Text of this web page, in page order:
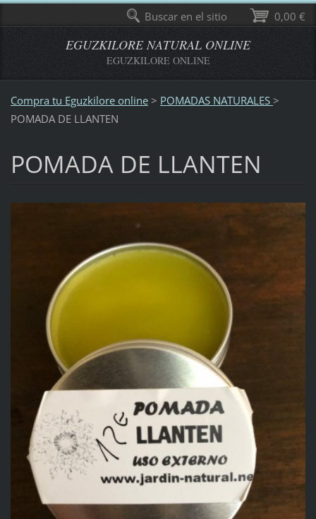
EGUZKILORE NATURAL ONLINE
EGUZKILORE ONLINE
Compra tu Eguzkilore online > POMADAS NATURALES >
POMADA DE LLANTEN
POMADA DE LLANTEN
0,00 €
Buscar en el sitio